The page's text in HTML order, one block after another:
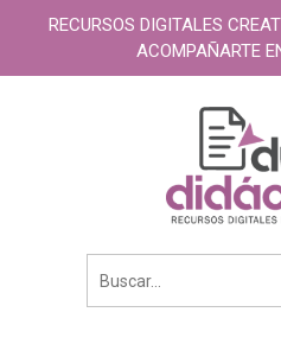
RECURSOS DIGITALES
ACOMPAÑARTE